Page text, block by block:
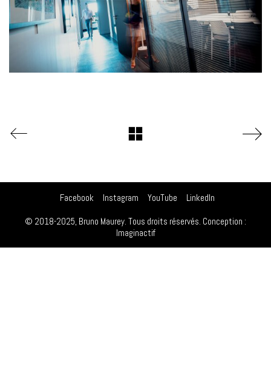
Facebook Instagram YouTube LinkedIn
© 2018-2025, Bruno Maurey. Tous droits réservés. Conception :
Imaginactif